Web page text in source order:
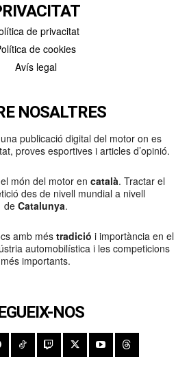
de privacitat
de cookies
Avís legal
NOSALTRES
publicació digital del motor on es
proves esportives i articles d’opinió.
món del motor en català. Tractar el
des de nivell mundial a nivell
de Catalunya.
amb més tradició i importància en el
automobilística i les competicions
més importants.
NOS